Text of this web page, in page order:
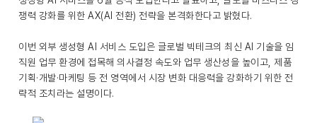
쟁력 강화를 위한 AX(AI 전환) 전략을 본격화한다고 밝혔다.
이번 외부 생성형 AI 서비스 도입은 글로벌 빅테크의 최신 AI 기술을 임
직원 업무 환경에 접목해 의사결정 속도와 업무 생산성을 높이고, 제품
기획·개발·마케팅 등 전 영역에서 시장 변화 대응력을 강화하기 위한 전
략적 조치라는 설명이다.